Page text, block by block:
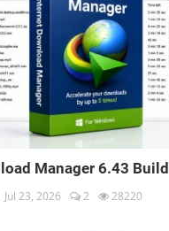
Manager 6.43
Jul 23, 2026 2 28220